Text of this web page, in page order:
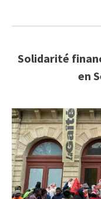
Solidarité
en